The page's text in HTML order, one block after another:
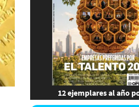
12 ejemplares al año